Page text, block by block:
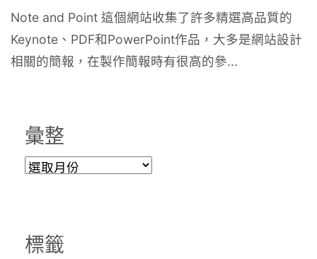
Note and Point 這個網站收集了許多精選高品質的
Keynote、PDF和PowerPoint作品，大多是網站設計
相關的簡報，在製作簡報時有很高的參...
彙整
彙
標籤